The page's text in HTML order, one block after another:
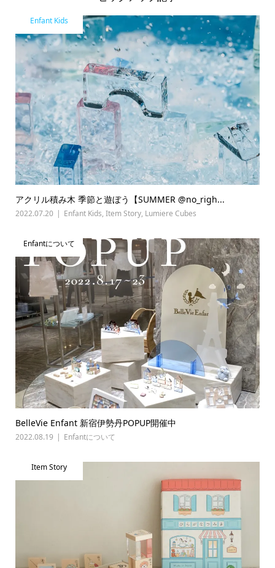
Enfant Kids
アクリル積み木 季節と遊ぼう【SUMMER @no_righ...
2022.07.20 Enfant Kids, Item Story, Lumiere Cubes
Enfantについて
BelleVie Enfant 新宿伊勢丹POPUP開催中
2022.08.19 Enfantについて
Item Story